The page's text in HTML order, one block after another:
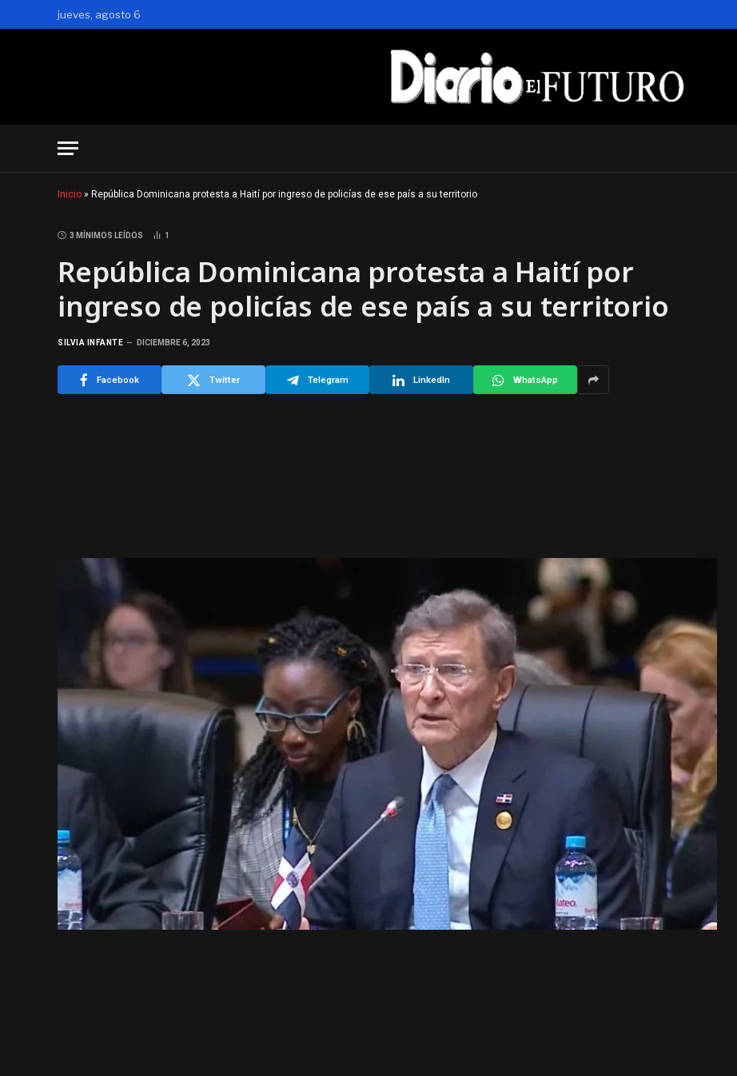
jueves, agosto 6
Inicio » República Dominicana protesta a Haití por ingreso de policías de ese país a su territorio
3 MÍNIMOS LEÍDOS 1
República Dominicana protesta a Haití por
ingreso de policías de ese país a su territorio
SILVIA INFANTE DICIEMBRE 6, 2023
Facebook Twitter Telegram LinkedIn WhatsApp